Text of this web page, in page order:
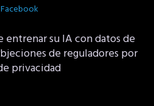
Facebook
entrenar su IA con datos de
de reguladores por
privacidad